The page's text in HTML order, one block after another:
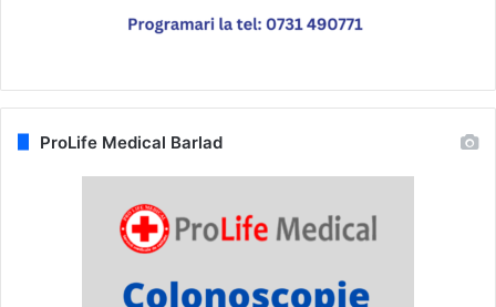
ProLife Medical Barlad